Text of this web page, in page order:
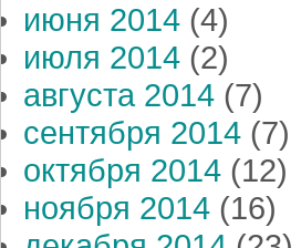
июня 2014 (4)
июля 2014 (2)
августа 2014 (7)
сентября 2014 (7)
октября 2014 (12)
ноября 2014 (16)